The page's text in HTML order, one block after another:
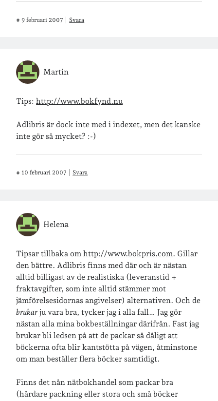
#9 februari 2007 Svara
Martin
Tips:http://www.bokfynd.nu
Adlibris är dock inte med i indexet, men det kanske
inte gör så mycket? :-)
# 10 februari 2007 Svara
Helena
Tipsar tillbaka omhttp://www.bokpris.com. Gillar
den bättre. Adlibris finns med där och är nästan
alltid billigast av de realistiska (leveranstid +
fraktavgifter, som inte alltid stämmer mot
jämförelsesidornas angivelser) alternativen. Och de
brukar ju vara bra, tycker jag i alla fall… Jag gör
nästan alla mina bokbeställningar därifrån. Fast jag
brukar bli ledsen på att de packar så dåligt att
böckerna ofta blir kantstötta på vägen, åtminstone
om man beställer flera böcker samtidigt.
Finns det nån nätbokhandel som packar bra
(hårdare packning eller stora och små böcker